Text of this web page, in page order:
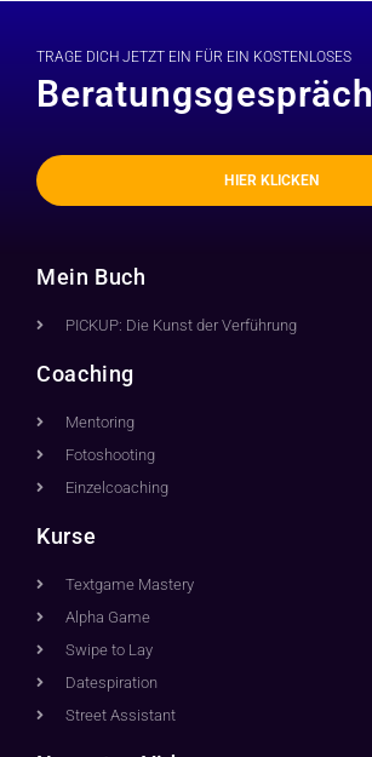
TRAGE DICH JETZT EIN FÜR EIN KOSTENLOSES
Beratungsgespräch
HIER KLICKEN
Mein Buch
PICKUP: Die Kunst der Verführung
Coaching
Mentoring
Fotoshooting
Einzelcoaching
Kurse
Textgame Mastery
Alpha Game
Swipe to Lay
Datespiration
Street Assistant